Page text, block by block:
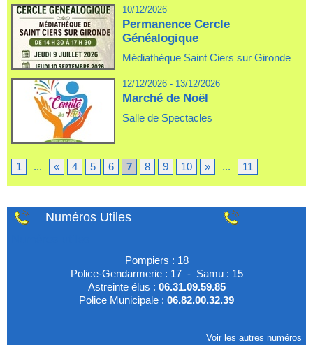
10/12/2026
Permanence Cercle
Généalogique
Médiathèque Saint Ciers sur Gironde
12/12/2026 - 13/12/2026
Marché de Noël
Salle de Spectacles
1 ... « 4 5 6 7 8 9 10 » ... 11
Numéros Utiles
Pompiers : 18
Police-Gendarmerie : 17 - Samu : 15
Astreinte élus : 06.31.09.59.85
Police Municipale : 06.82.00.32.39
Voir les autres numéros